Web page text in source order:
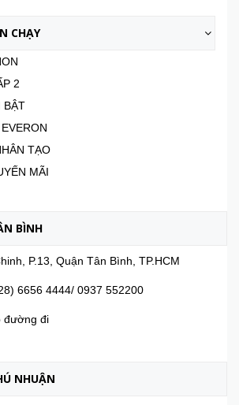
CHẠY
2
BẬT
TẠO
MÃI
BÌNH
P.13, Quận Tân Bình, TP.HCM
6656 4444/ 0937 552200
đường đi
NHUẬN